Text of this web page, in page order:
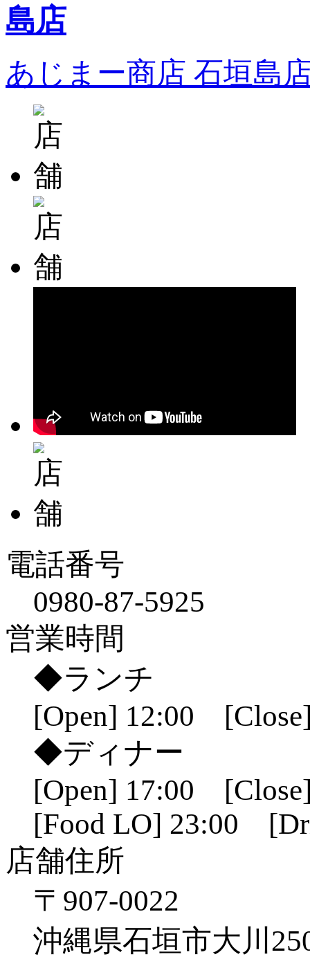
あじまー商店 石垣島
電話番号
0980-87-5925
営業時間
◆ランチ
[Open] 12:00
◆ディナー
[Open] 17:00
[Food LO] 23:00
店舗住所
〒907-0022
沖縄県石垣市大川